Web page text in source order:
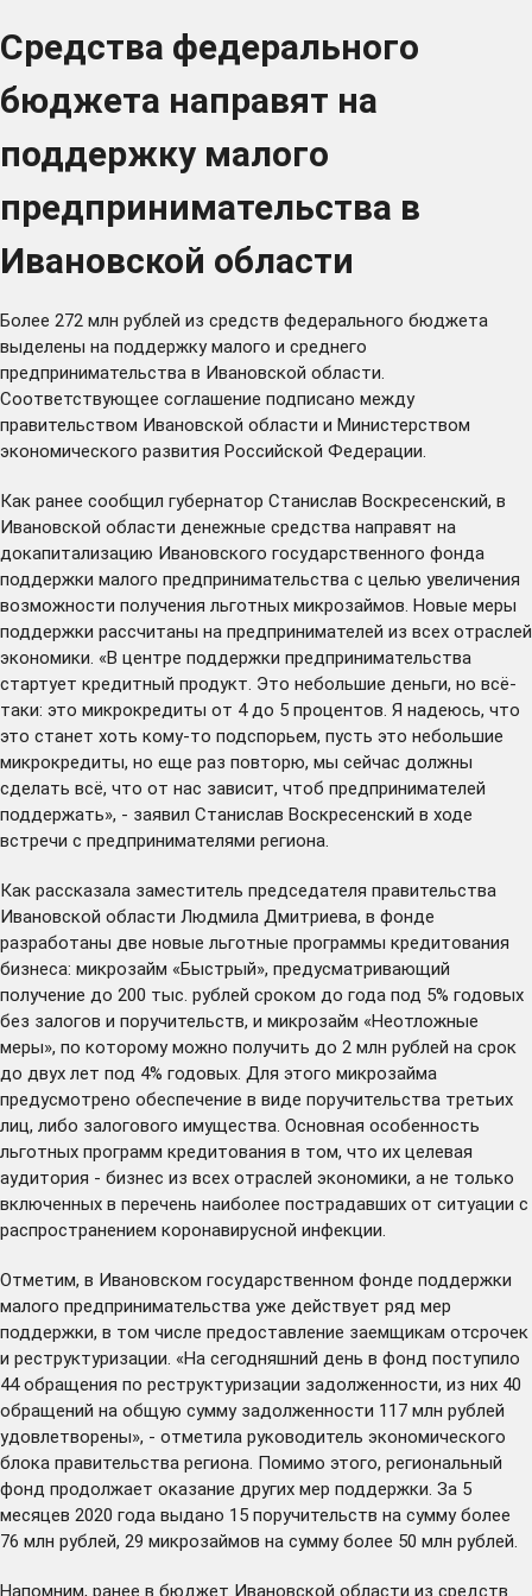
Средства федерального
бюджета направят на
поддержку малого
предпринимательства в
Ивановской области
Более 272 млн рублей из средств федерального бюджета
выделены на поддержку малого и среднего
предпринимательства в Ивановской области.
Соответствующее соглашение подписано между
правительством Ивановской области и Министерством
экономического развития Российской Федерации.
Как ранее сообщил губернатор Станислав Воскресенский, в
Ивановской области денежные средства направят на
докапитализацию Ивановского государственного фонда
поддержки малого предпринимательства с целью увеличения
возможности получения льготных микрозаймов. Новые меры
поддержки рассчитаны на предпринимателей из всех отраслей
экономики. «В центре поддержки предпринимательства
стартует кредитный продукт. Это небольшие деньги, но всё-
таки: это микрокредиты от 4 до 5 процентов. Я надеюсь, что
это станет хоть кому-то подспорьем, пусть это небольшие
микрокредиты, но еще раз повторю, мы сейчас должны
сделать всё, что от нас зависит, чтоб предпринимателей
поддержать», - заявил Станислав Воскресенский в ходе
встречи с предпринимателями региона.
Как рассказала заместитель председателя правительства
Ивановской области Людмила Дмитриева, в фонде
разработаны две новые льготные программы кредитования
бизнеса: микрозайм «Быстрый», предусматривающий
получение до 200 тыс. рублей сроком до года под 5% годовых
без залогов и поручительств, и микрозайм «Неотложные
меры», по которому можно получить до 2 млн рублей на срок
до двух лет под 4% годовых. Для этого микрозайма
предусмотрено обеспечение в виде поручительства третьих
лиц, либо залогового имущества. Основная особенность
льготных программ кредитования в том, что их целевая
аудитория - бизнес из всех отраслей экономики, а не только
включенных в перечень наиболее пострадавших от ситуации с
распространением коронавирусной инфекции.
Отметим, в Ивановском государственном фонде поддержки
малого предпринимательства уже действует ряд мер
поддержки, в том числе предоставление заемщикам отсрочек
и реструктуризации. «На сегодняшний день в фонд поступило
44 обращения по реструктуризации задолженности, из них 40
обращений на общую сумму задолженности 117 млн рублей
удовлетворены», - отметила руководитель экономического
блока правительства региона. Помимо этого, региональный
фонд продолжает оказание других мер поддержки. За 5
месяцев 2020 года выдано 15 поручительств на сумму более
76 млн рублей, 29 микрозаймов на сумму более 50 млн рублей.
Напомним, ранее в бюджет Ивановской области из средств